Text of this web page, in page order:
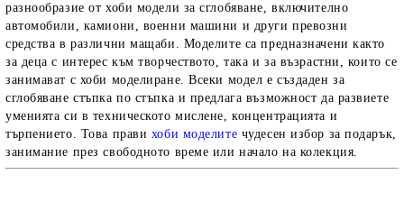
разнообразие от хоби модели за сглобяване, включително
автомобили, камиони, военни машини и други превозни
средства в различни мащаби. Моделите са предназначени както
за деца с интерес към творчеството, така и за възрастни, които се
занимават с хоби моделиране. Всеки модел е създаден за
сглобяване стъпка по стъпка и предлага възможност да развиете
уменията си в техническото мислене, концентрацията и
търпението. Това прави хоби моделите чудесен избор за подарък,
занимание през свободното време или начало на колекция.